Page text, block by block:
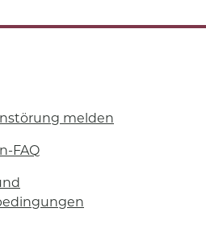
melden
FAQ